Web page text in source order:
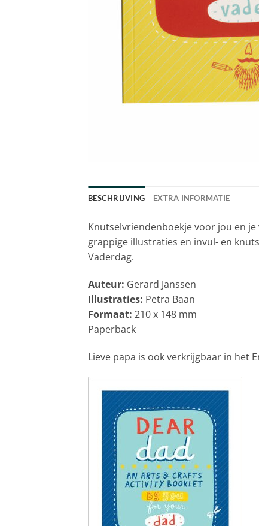
BESCHRIJVING EXTRA INFORMATIE
Knutselvriendenboekje voor jou en
grappige illustraties en invul- en
Vaderdag.
Auteur: Gerard Janssen
Illustraties: Petra Baan
Formaat: 210 x 148 mm
Paperback
Lieve papa is ook verkrijgbaar in het